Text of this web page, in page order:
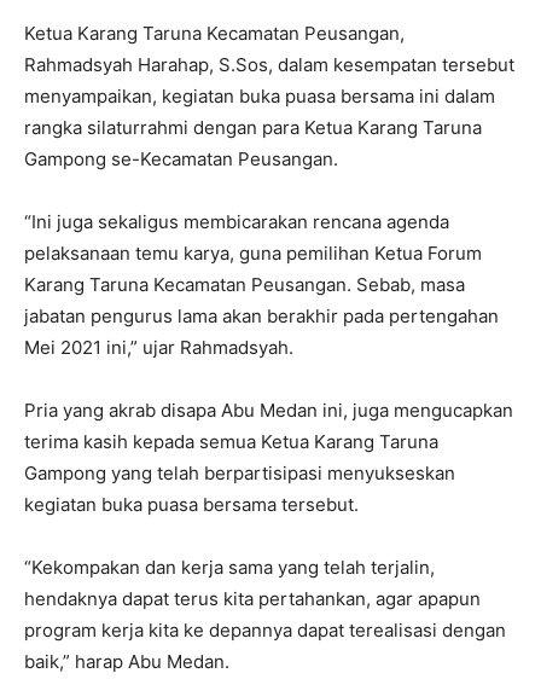
Ketua Karang Taruna Kecamatan Peusangan,
Rahmadsyah Harahap, S.Sos, dalam kesempatan tersebut
menyampaikan, kegiatan buka puasa bersama ini dalam
rangka silaturrahmi dengan para Ketua Karang Taruna
Gampong se-Kecamatan Peusangan.
“Ini juga sekaligus membicarakan rencana agenda
pelaksanaan temu karya, guna pemilihan Ketua Forum
Karang Taruna Kecamatan Peusangan. Sebab, masa
jabatan pengurus lama akan berakhir pada pertengahan
Mei 2021 ini,” ujar Rahmadsyah.
Pria yang akrab disapa Abu Medan ini, juga mengucapkan
terima kasih kepada semua Ketua Karang Taruna
Gampong yang telah berpartisipasi menyukseskan
kegiatan buka puasa bersama tersebut.
“Kekompakan dan kerja sama yang telah terjalin,
hendaknya dapat terus kita pertahankan, agar apapun
program kerja kita ke depannya dapat terealisasi dengan
baik,” harap Abu Medan.